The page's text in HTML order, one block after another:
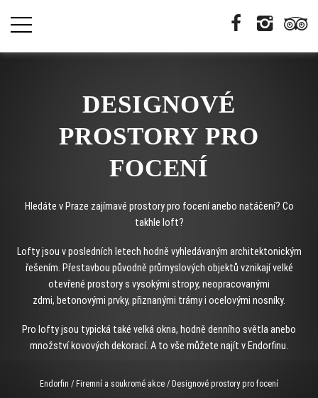
DESIGNOVÉ
PROSTORY PRO
FOCENÍ
Hledáte v Praze zajímavé prostory pro focení anebo natáčení? Co
takhle loft?
Lofty jsou v posledních letech hodně vyhledávaným architektonickým
řešením. Přestavbou původně průmyslových objektů vznikají velké
otevřené prostory s vysokými stropy, neopracovanými
zdmi, betonovými prvky, přiznanými trámy i ocelovými nosníky.
Pro lofty jsou typická také velká okna, hodně denního světla anebo
množství kovových dekorací. A to vše můžete najít v Endorfinu.
Endorfin / Firemní a soukromé akce / Designové prostory pro focení